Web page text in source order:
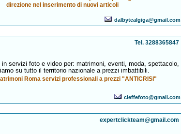
direzione nel inserimento di nuovi articoli
dalbytealgiga@gmail.com
Tel. 3288365847
servizi foto e video per: matrimoni, eventi, moda, spettacolo,
su tutto il territorio nazionale a prezzi imbattibili.
Roma servizi professionali a prezzi "ANTICRISI"
cieffefoto@gmail.com
expertclickteam@gmail.com